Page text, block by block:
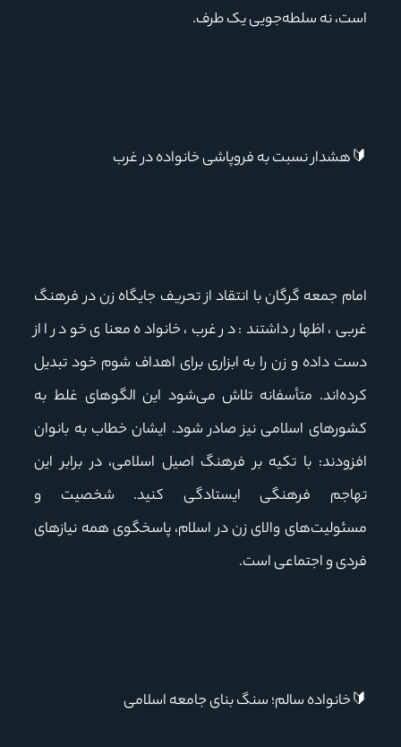
است، نه سلطه‌جویی یک طرف.
🔰هشدار نسبت به فروپاشی خانواده در غرب
امام جمعه گرگان با انتقاد از تحریف جایگاه زن در فرهنگ
غربی، اظهار داشتند: در غرب، خانواده معنای خود را از
دست داده و زن را به ابزاری برای اهداف شوم خود تبدیل
کرده‌اند. متأسفانه تلاش می‌شود این الگوهای غلط به
کشورهای اسلامی نیز صادر شود. ایشان خطاب به بانوان
افزودند: با تکیه بر فرهنگ اصیل اسلامی، در برابر این
تهاجم فرهنگی ایستادگی کنید. شخصیت و
مسئولیت‌های والای زن در اسلام، پاسخگوی همه نیازهای
فردی و اجتماعی است.
🔰خانواده سالم؛ سنگ بنای جامعه اسلامی